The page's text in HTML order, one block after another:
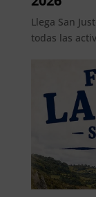
Llega San
todas las